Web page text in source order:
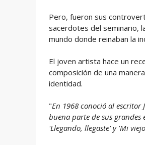
Pero, fueron sus
sacerdotes del seminario,
mundo donde reinaban la
El joven artista hace un
composición de una
identidad.
"En 1968 conoció al
buena parte de sus grandes
'Llegando, llegaste' y 'Mi